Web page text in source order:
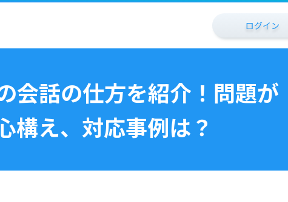
ログイン
会話の仕方を紹介！問題が
構え、対応事例は？